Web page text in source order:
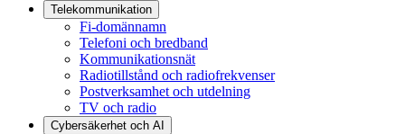
Telekommunikation
Fi-domännamn
Telefoni och bredband
Kommunikationsnät
Radiotillstånd och radiofrekvenser
Postverksamhet och utdelning
TV och radio
Cybersäkerhet och AI